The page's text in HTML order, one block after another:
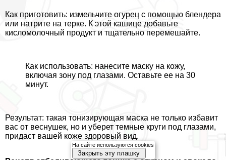
Как приготовить: измельчите огурец с помощью блендера
или натрите на терке. К этой кашице добавьте
кисломолочный продукт и тщательно перемешайте.
Как использовать: нанесите маску на кожу,
включая зону под глазами. Оставьте ее на 30
минут.
Результат: такая тонизирующая маска не только избавит
вас от веснушек, но и уберет темные круги под глазами,
придаст вашей коже здоровый вид.
На сайте используются cookies
Закрыть эту плашку